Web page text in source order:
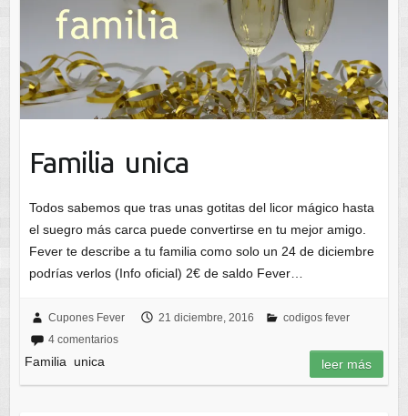
Familia unica
Todos sabemos que tras unas gotitas del licor mágico hasta
el suegro más carca puede convertirse en tu mejor amigo.
Fever te describe a tu familia como solo un 24 de diciembre
podrías verlos (Info oficial) 2€ de saldo Fever…
Cupones Fever 21 diciembre, 2016
codigos fever
4 comentarios
Familia unica leer más